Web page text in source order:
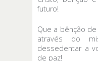
futuro!
Que a bênção
através do
dessedentar a
de paz!